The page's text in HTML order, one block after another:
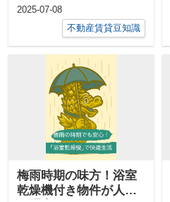
とマンションの違い」名前はよく
聞くけど、...
2025-07-08
不動産賃貸豆知識
梅雨時期の味方！浴室
乾燥機付き物件が人気